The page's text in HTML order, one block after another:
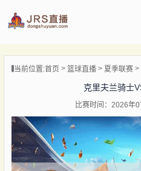
播
闻
当前位置:首页 篮球直播 夏季联赛
克里夫兰骑士
比赛时间：2026年